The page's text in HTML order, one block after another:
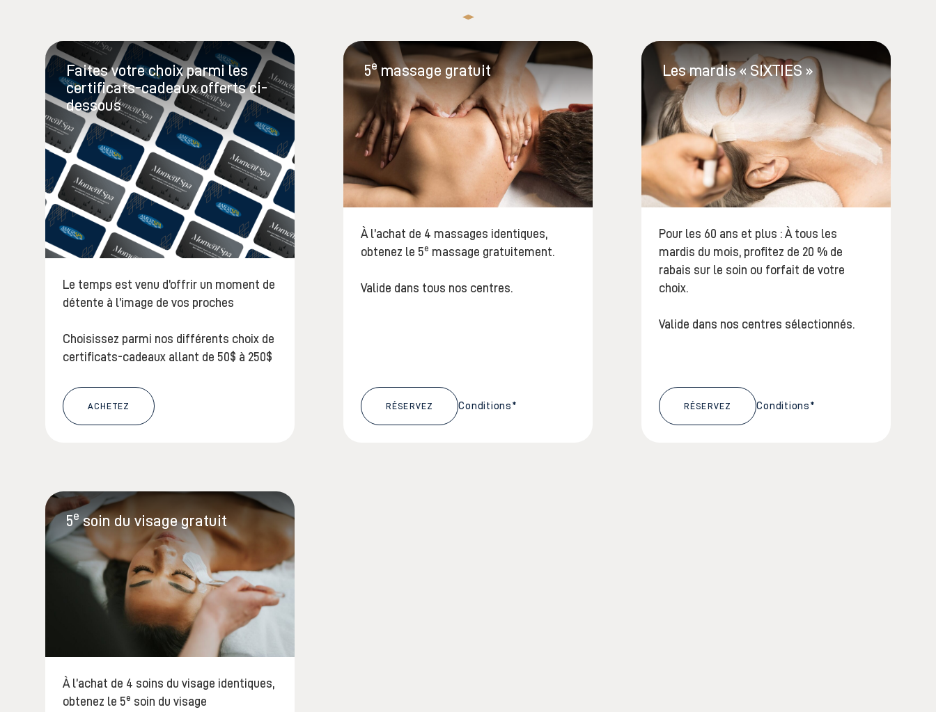
Faites votre choix parmi les
certificats-cadeaux offerts ci-
dessous
Le temps est venu d’offrir un moment de
détente à l’image de vos proches
Choisissez parmi nos différents choix de
certificats-cadeaux allant de 50$ à 250$
ACHETEZ
5emassage gratuit
À l’achat de 4 massages identiques,
obtenez le 5e massage gratuitement.
Valide dans tous nos centres.
RÉSERVEZ Conditions*
Les mardis « SIXTIES »
Pour les 60 ans et plus : À tous les
mardis du mois, profitez de 20 % de
rabais sur le soin ou forfait de votre
choix.
Valide dans nos centres sélectionnés.
RÉSERVEZ Conditions*
5esoin du visage gratuit
À l’achat de 4 soins du visage identiques,
obtenez le 5e soin du visage